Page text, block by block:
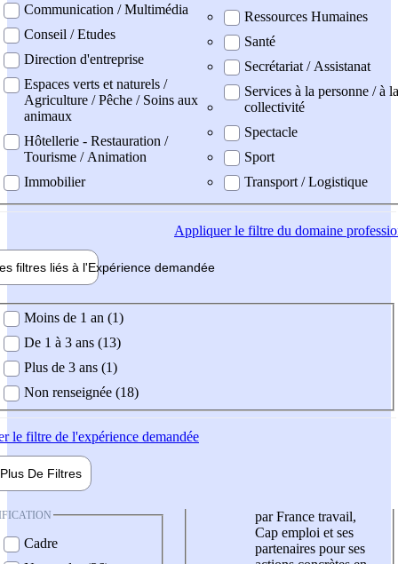
Communication / Multimédia
Conseil / Etudes
Direction d'entreprise
Espaces verts et naturels /
Agriculture / Pêche / Soins aux
animaux
Hôtellerie - Restauration /
Tourisme / Animation
Immobilier
Ressources Humaines
Santé
Secrétariat / Assistanat
Services à la personne / à la
collectivité
Spectacle
Sport
Transport / Logistique
Appliquerle filtre du domaine
filtres liés à l'Expérience demandée
demandée
Moins de 1 an (1)
De 1 à 3 ans (13)
Plus de 3 ans (1)
Non renseignée (18)
le filtre de l'expérience demandée
Plus De Filtres
Cadre
par France travail,
Cap emploi et ses
partenaires pour ses